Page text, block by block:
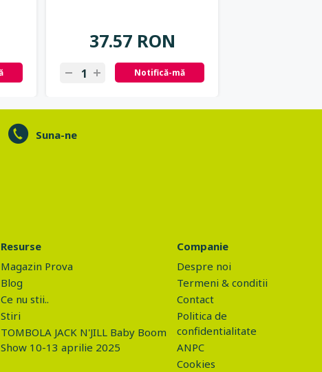
37.57 RON
Notifică-mă
Suna-ne
Resurse
Magazin Prova
Blog
Ce nu stii..
Stiri
TOMBOLA JACK N'JILL Baby Boom
Show 10-13 aprilie 2025
Companie
Despre noi
Termeni & conditii
Contact
Politica de
confidentialitate
ANPC
Cookies